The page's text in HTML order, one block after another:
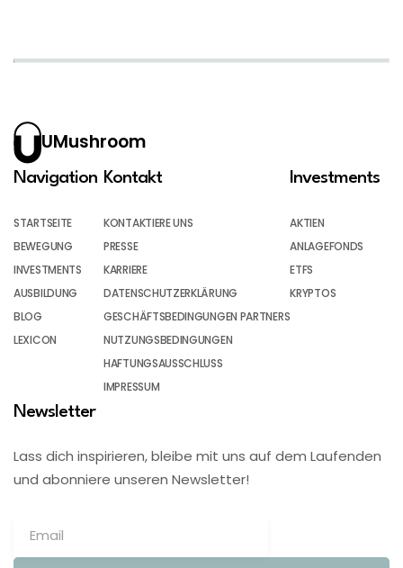
UMushroom
Navigation
STARTSEITE
BEWEGUNG
INVESTMENTS
AUSBILDUNG
BLOG
LEXICON
Kontakt
KONTAKTIERE UNS
PRESSE
KARRIERE
DATENSCHUTZERKLÄRUNG
GESCHÄFTSBEDINGUNGEN PARTNERS
NUTZUNGSBEDINGUNGEN
HAFTUNGSAUSSCHLUSS
IMPRESSUM
Investments
AKTIEN
ANLAGEFONDS
ETFS
KRYPTOS
Newsletter
Lass dich inspirieren, bleibe mit uns auf dem Laufenden
und abonniere unseren Newsletter!